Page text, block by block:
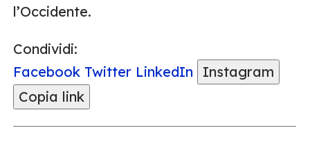
l’Occidente.
Condividi:
Facebook Twitter LinkedIn
Instagram
Copia link